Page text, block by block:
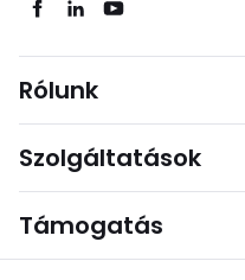
Rólunk
Szolgáltatások
Támogatás